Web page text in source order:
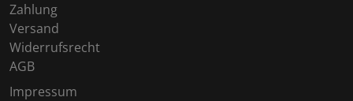
Zahlung
Versand
Widerrufsrecht
AGB
Impressum